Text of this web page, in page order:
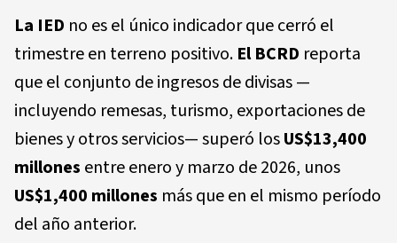
La IED no es el único indicador que cerró el
trimestre en terreno positivo. El BCRD reporta
que el conjunto de ingresos de divisas —
incluyendo remesas, turismo, exportaciones de
bienes y otros servicios— superó losUS$13,400
millones entre enero y marzo de 2026, unos
US$1,400 millones más que en el mismo período
del año anterior.